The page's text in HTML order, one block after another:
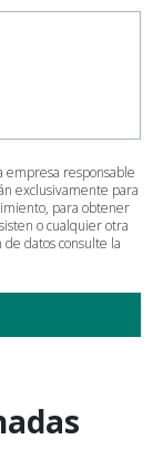
empresa responsable
exclusivamente para
para obtener
o cualquier otra
datos consulte la